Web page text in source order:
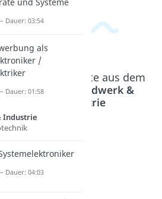
Beliebte Inhalte aus dem
Bereich
Handwerk &
Industrie
ateur
/
Dauer: 03:54
als
/
Dauer: 01:58
Industrie
Dauer: 04:03